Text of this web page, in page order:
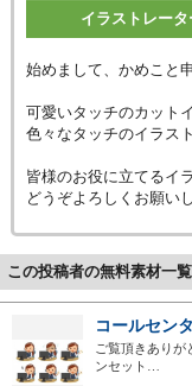
イラストレー
始めまして、かめこと
可愛いタッチのカット
色々なタッチのイラス
皆様のお役に立てるイ
どうぞよろしくお願い
この投稿者の無料素材一覧
コールセン
ご覧頂きありが
ンセット…